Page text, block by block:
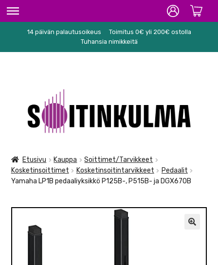
ETUSIVU
KARAOKE
NUOTIT
TARVIKKEET
14 päivän palautusoikeus
Toimitus 0€ yli 200€ ostolla
Tuhansia nimikkeitä
navigointiin
sisältöön
Etusivu Kauppa
Soittimet/Tarvikkeet
Kosketinsoittimet
Kosketinsoitintarvikkeet
Pedaalit
Yamaha LP1B pedaaliyksikkö P125B-, P515B- ja DGX670B